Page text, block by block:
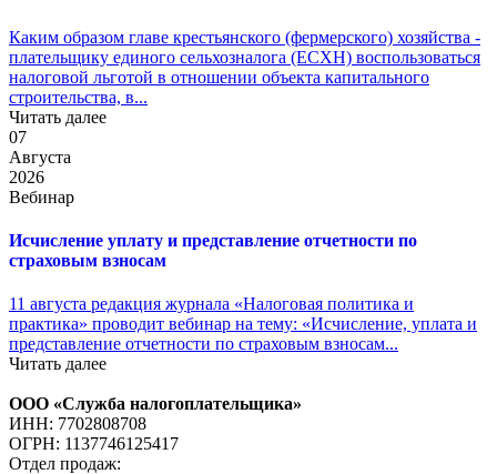
Каким образом главе крестьянского (фермерского) хозяйства -
плательщику единого сельхозналога (ЕСХН) воспользоваться
налоговой льготой в отношении объекта капитального
строительства, в...
Читать далее
07
Августа
2026
Вебинар
Исчисление уплату и представление отчетности по
страховым взносам
11 августа редакция журнала «Налоговая политика и
практика» проводит вебинар на тему: «Исчисление, уплата и
представление отчетности по страховым взносам...
Читать далее
ООО «Служба налогоплательщика»
ИНН: 7702808708
ОГРН: 1137746125417
Отдел продаж: